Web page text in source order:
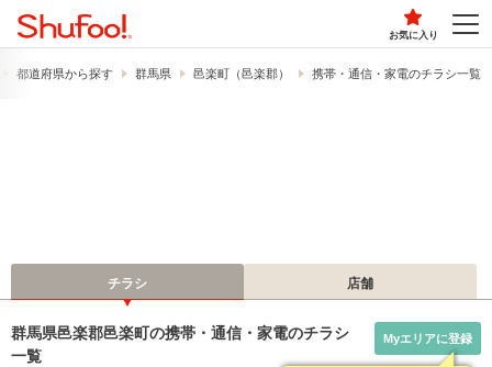
お気に入り
都道府県から探す 群馬県 邑楽町（邑楽郡） 携帯・通信・家電のチラシ一覧
チラシ 店舗
群馬県邑楽郡邑楽町の携帯・通信・家電のチラシ
一覧
Myエリアに登録